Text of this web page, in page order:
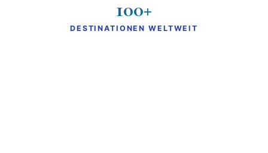
100+
DESTINATIONEN WELTWEIT